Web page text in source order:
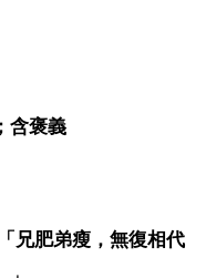
含褒義
兄肥弟瘦，無復相代